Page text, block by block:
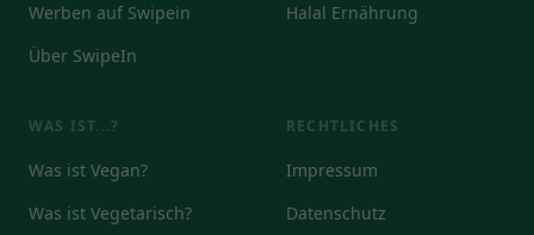
Werben auf Swipein
Über SwipeIn
Halal Ernährung
WAS IST...?
Was ist Vegan?
Was ist Vegetarisch?
RECHTLICHES
Impressum
Datenschutz